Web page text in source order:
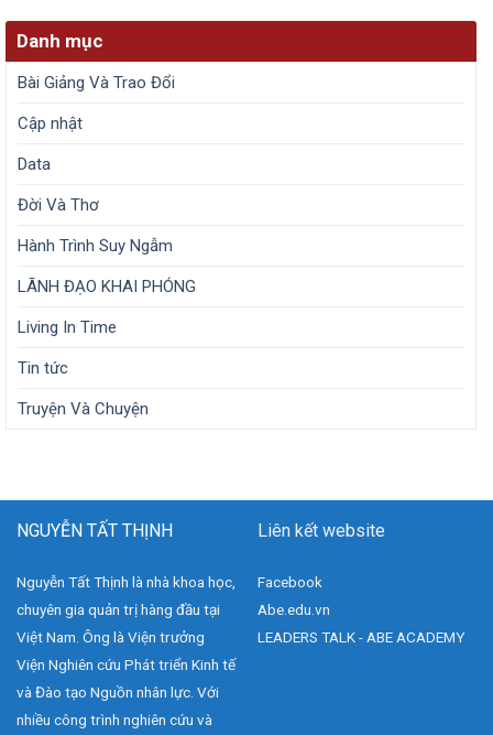
Danh mục
Bài Giảng Và Trao Đổi
Cập nhật
Data
Đời Và Thơ
Hành Trình Suy Ngẫm
LÃNH ĐẠO KHAI PHÓNG
Living In Time
Tin tức
Truyện Và Chuyện
NGUYỄN TẤT THỊNH
Nguyễn Tất Thịnh là nhà khoa học,
chuyên gia quản trị hàng đầu tại
Việt Nam. Ông là Viện trưởng
Viện Nghiên cứu Phát triển Kinh tế
và Đào tạo Nguồn nhân lực. Với
nhiều công trình nghiên cứu và
Liên kết website
Facebook
Abe.edu.vn
LEADERS TALK - ABE ACADEMY